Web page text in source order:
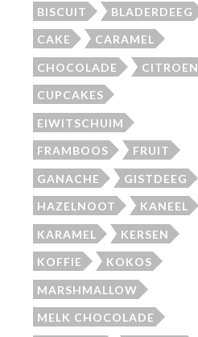
BISCUIT BLADERDEEG
CAKE CARAMEL
CHOCOLADE CITROEN
CUPCAKES
EIWITSCHUIM
FRAMBOOS FRUIT
GANACHE GISTDEEG
HAZELNOOT KANEEL
KARAMEL KERSEN
KOFFIE KOKOS
MARSHMALLOW
MELK CHOCOLADE